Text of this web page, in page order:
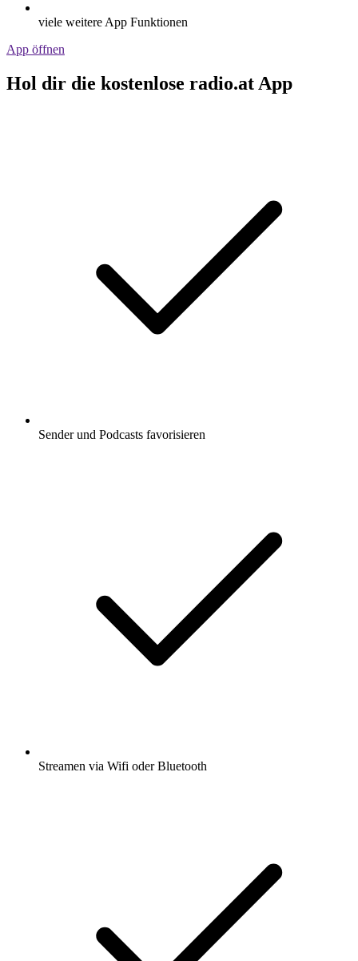
viele weitere App Funktionen
App öffnen
Hol dir die kostenlose radio.at App
Sender und Podcasts favorisieren
Streamen via Wifi oder Bluetooth